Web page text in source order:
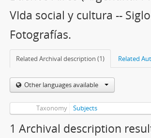
VIda social y cultura -- Siglo
Fotografías.
Related Archival description (1) Related
Other languages available
Taxonomy Subjects
1 Archival description